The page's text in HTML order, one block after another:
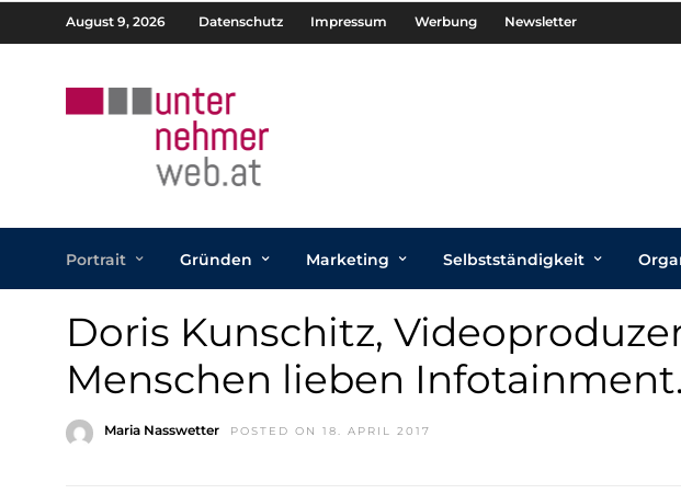
August 9, 2026 Datenschutz Impressum Werbung Newsletter
Portrait Gründen Marketing Selbstständigkeit
Doris Kunschitz,
Menschen lieben
Maria Nasswetter POSTED ON 18. APRIL 2017